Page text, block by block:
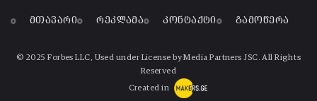
მთავარი რეკლამა კონტაქტი გამოწერა
© 2025 Forbes LLC, Used under License by Media Partners JSC. All Rights
Reserved
Created in